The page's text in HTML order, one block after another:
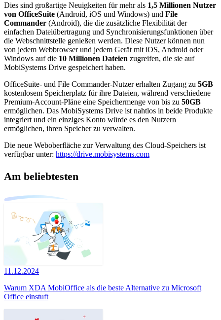
Dies sind großartige Neuigkeiten für mehr als 1,5 Millionen Nutzer
von OfficeSuite (Android, iOS und Windows) und File
Commander (Android), die die zusätzliche Flexibilität der
einfachen Dateiübertragung und Synchronisierungsfunktionen über
die Webschnittstelle genießen werden. Diese Nutzer können nun
von jedem Webbrowser und jedem Gerät mit iOS, Android oder
Windows auf die 10 Millionen Dateien zugreifen, die sie auf
MobiSystems Drive gespeichert haben.
OfficeSuite- und File Commander-Nutzer erhalten Zugang zu 5GB
kostenlosem Speicherplatz für ihre Dateien, während verschiedene
Premium-Account-Pläne eine Speichermenge von bis zu 50GB
ermöglichen. Das MobiSystems Drive ist nahtlos in beide Produkte
integriert und ein einziges Konto würde es den Nutzern
ermöglichen, ihren Speicher zu verwalten.
Die neue Weboberfläche zur Verwaltung des Cloud-Speichers ist
verfügbar unter: https://drive.mobisystems.com
Am beliebtesten
11.12.2024
Warum XDA MobiOffice als die beste Alternative zu Microsoft
Office einstuft